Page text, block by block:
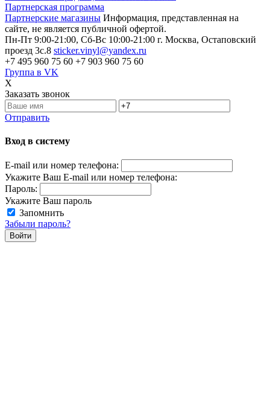
Партнерская программа
Партнерские магазины Информация, представленная на
сайте, не является публичной офертой.
Пн-Пт 9:00-21:00, Сб-Вс 10:00-21:00 г. Москва, Остаповский
проезд 3с.8 sticker.vinyl@yandex.ru
+7 495 960 75 60 +7 903 960 75 60
Группа в VK
X
Заказать звонок
Отправить
Вход в систему
E-mail или номер телефона:
Укажите Ваш E-mail или номер телефона:
Пароль:
Укажите Ваш пароль
Запомнить
Забыли пароль?